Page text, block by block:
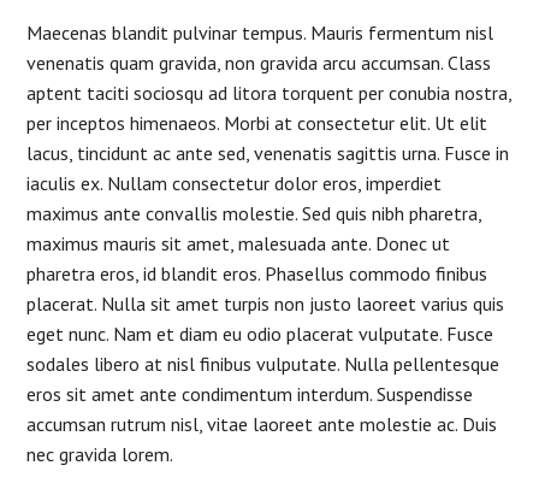
Maecenas blandit pulvinar tempus. Mauris fermentum nisl
venenatis quam gravida, non gravida arcu accumsan. Class
aptent taciti sociosqu ad litora torquent per conubia nostra,
per inceptos himenaeos. Morbi at consectetur elit. Ut elit
lacus, tincidunt ac ante sed, venenatis sagittis urna. Fusce in
iaculis ex. Nullam consectetur dolor eros, imperdiet
maximus ante convallis molestie. Sed quis nibh pharetra,
maximus mauris sit amet, malesuada ante. Donec ut
pharetra eros, id blandit eros. Phasellus commodo finibus
placerat. Nulla sit amet turpis non justo laoreet varius quis
eget nunc. Nam et diam eu odio placerat vulputate. Fusce
sodales libero at nisl finibus vulputate. Nulla pellentesque
eros sit amet ante condimentum interdum. Suspendisse
accumsan rutrum nisl, vitae laoreet ante molestie ac. Duis
nec gravida lorem.